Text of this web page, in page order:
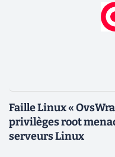
Faille Linux «
privilèges root
serveurs Linux